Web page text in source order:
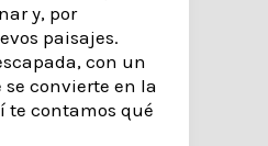
y, por
paisajes.
con un
convierte en la
te contamos qué